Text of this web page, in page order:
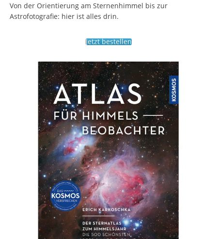
Von der Orientierung am Sternenhimmel bis zur
Astrofotografie: hier ist alles drin.
Jetzt bestellen